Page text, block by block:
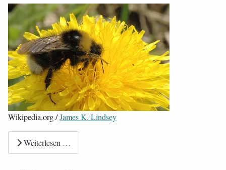
Wikipedia.org /James K. Lindsey
Weiterlesen …